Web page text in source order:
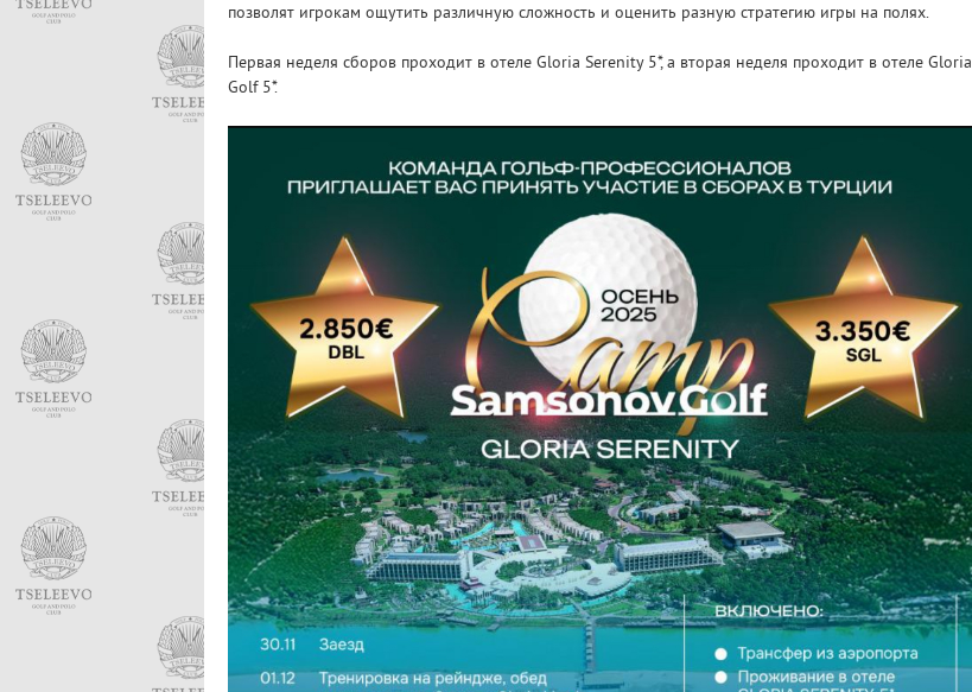
позволят игрокам ощутить различную сложность и оценить разную стратегию игры на полях.
Первая неделя сборов проходит в отеле Gloria Serenity 5*, а вторая неделя проходит в отеле Gloria
Golf 5*.